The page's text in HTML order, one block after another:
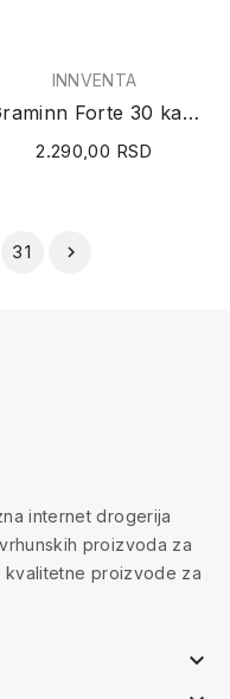
INNVENTA
Graminn Forte 30 kapsula
2.290,00 RSD
31 
internet drogerija
proizvoda za
kvalitetne proizvode za
keyboard_arrow_down